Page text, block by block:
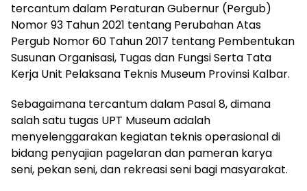
tercantum dalam Peraturan Gubernur (Pergub)
Nomor 93 Tahun 2021 tentang Perubahan Atas
Pergub Nomor 60 Tahun 2017 tentang Pembentukan
Susunan Organisasi, Tugas dan Fungsi Serta Tata
Kerja Unit Pelaksana Teknis Museum Provinsi Kalbar.
Sebagaimana tercantum dalam Pasal 8, dimana
salah satu tugas UPT Museum adalah
menyelenggarakan kegiatan teknis operasional di
bidang penyajian pagelaran dan pameran karya
seni, pekan seni, dan rekreasi seni bagi masyarakat.